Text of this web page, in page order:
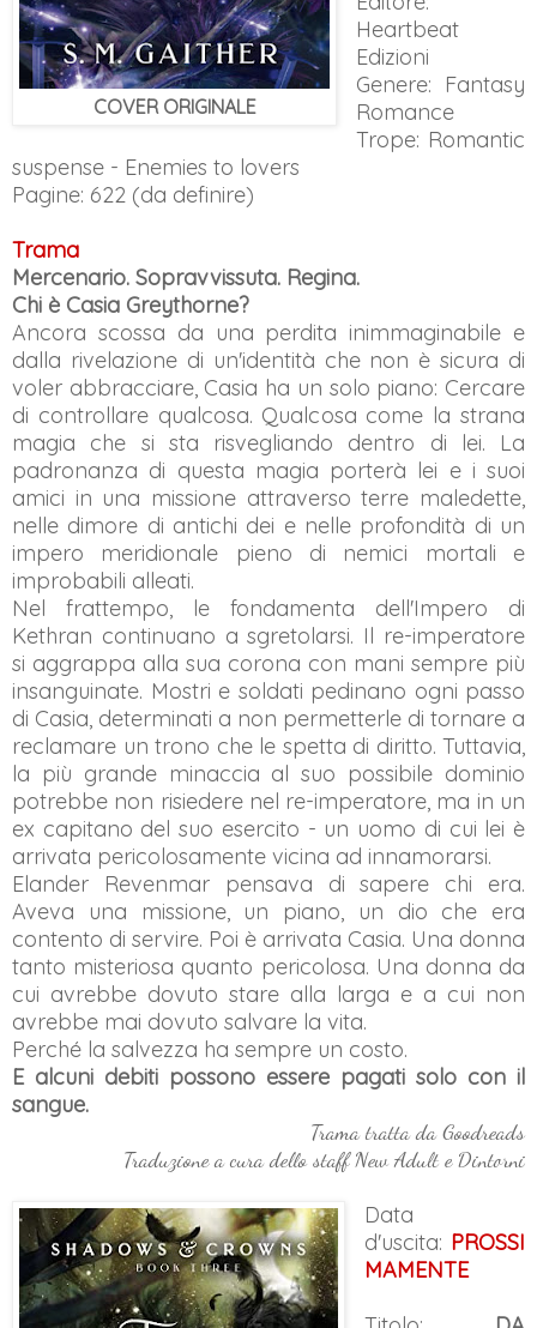
COVER ORIGINALE
Heartbeat
Edizioni
Genere: Fantasy
Romance
Trope: Romantic
suspense - Enemies to lovers
Pagine: 622 (da definire)
Trama
Mercenario. Sopravvissuta. Regina.
Chi è Casia Greythorne?
Ancora scossa da una perdita inimmaginabile e
dalla rivelazione di un'identità che non è sicura di
voler abbracciare, Casia ha un solo piano: Cercare
di controllare qualcosa. Qualcosa come la strana
magia che si sta risvegliando dentro di lei. La
padronanza di questa magia porterà lei e i suoi
amici in una missione attraverso terre maledette,
nelle dimore di antichi dei e nelle profondità di un
impero meridionale pieno di nemici mortali e
improbabili alleati.
Nel frattempo, le fondamenta dell'Impero di
Kethran continuano a sgretolarsi. Il re-imperatore
si aggrappa alla sua corona con mani sempre più
insanguinate. Mostri e soldati pedinano ogni passo
di Casia, determinati a non permetterle di tornare a
reclamare un trono che le spetta di diritto. Tuttavia,
la più grande minaccia al suo possibile dominio
potrebbe non risiedere nel re-imperatore, ma in un
ex capitano del suo esercito - un uomo di cui lei è
arrivata pericolosamente vicina ad innamorarsi.
Elander Revenmar pensava di sapere chi era.
Aveva una missione, un piano, un dio che era
contento di servire. Poi è arrivata Casia. Una donna
tanto misteriosa quanto pericolosa. Una donna da
cui avrebbe dovuto stare alla larga e a cui non
avrebbe mai dovuto salvare la vita.
Perché la salvezza ha sempre un costo.
E alcuni debiti possono essere pagati solo con il
sangue.
Trama tratta da Goodreads
Traduzione a cura dello staff New Adult e Dintorni
Data
d'uscita: PROSSI
MAMENTE